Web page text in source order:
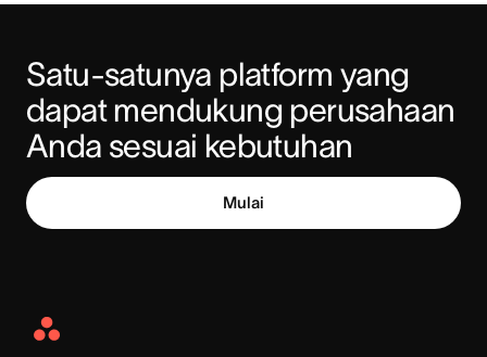
Satu-satunya platform yang
dapat mendukung perusahaan
Anda sesuai kebutuhan
Mulai
Asana